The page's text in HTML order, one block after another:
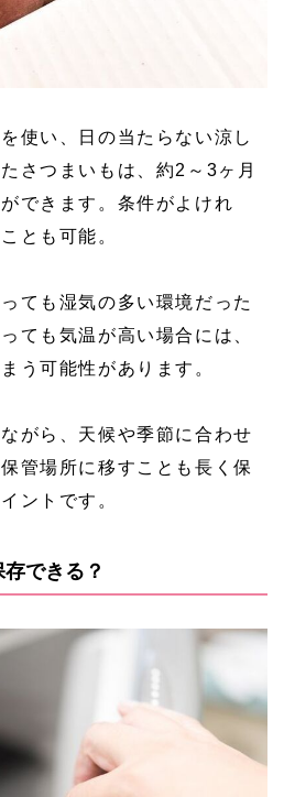
使い、日の当たらない涼し
さつまいもは、約2～3ヶ月
できます。条件がよけれ
とも可能。
ても湿気の多い環境だった
ても気温が高い場合には、
う可能性があります。
がら、天候や季節に合わせ
管場所に移すことも長く保
ントです。
できる？